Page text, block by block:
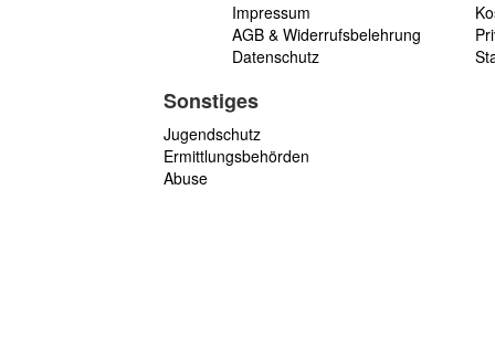
Impressum
AGB & Widerrufsbelehrung
Datenschutz
Sonstiges
Jugendschutz
Ermittlungsbehörden
Abuse